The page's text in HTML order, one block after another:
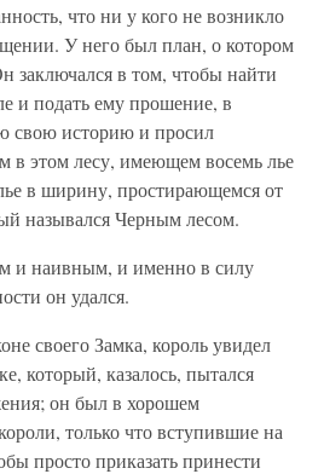
что ни у кого не возникло
У него был план, о котором
заключался в том, чтобы найти
и подать ему прошение, в
свою историю и просил
в этом лесу, имеющем восемь лье
в ширину, простирающемся от
назывался Черным лесом.
и наивным, и именно в силу
он удался.
своего Замка, король увидел
который, казалось, пытался
он был в хорошем
только что вступившие на
просто приказать принести